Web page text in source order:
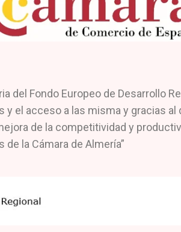
del Fondo Europeo de
el acceso a las misma y gracias
de la competitividad y
la Cámara de Almería”